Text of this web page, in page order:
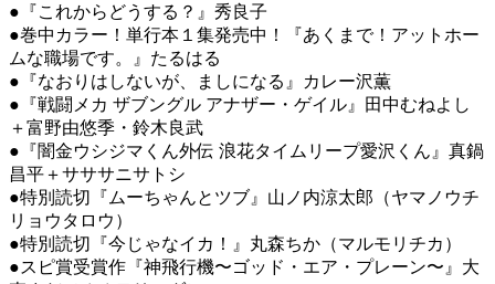
●『これからどうする？』秀良子
●巻中カラー！単行本１集発売中！『あくまで！アットホー
ムな職場です。』たるはる
●『なおりはしないが、ましになる』カレー沢薫
●『戦闘メカ ザブングル アナザー・ゲイル』田中むねよし
＋富野由悠季・鈴木良武
●『闇金ウシジマくん外伝 浪花タイムリープ愛沢くん』真鍋
昌平＋サササニサトシ
●特別読切『ムーちゃんとツブ』山ノ内涼太郎（ヤマノウチ
リョウタロウ）
●特別読切『今じゃなイカ！』丸森ちか（マルモリチカ）
●スピ賞受賞作『神飛行機〜ゴッド・エア・プレーン〜』大